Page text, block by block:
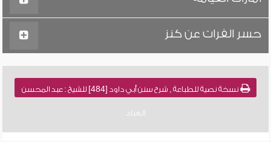
حسر الفرات عن كنز
نسخة نصية للطباعة , شرح سنن أبي داود [484] للشيخ : عبد المحسن
العباد